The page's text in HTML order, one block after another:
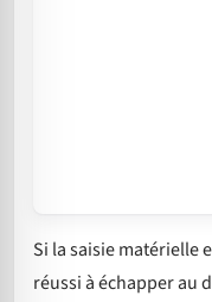
Si la saisie matérielle
réussi à échapper au